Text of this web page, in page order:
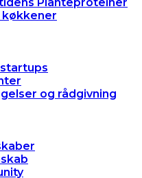
og rådgivning